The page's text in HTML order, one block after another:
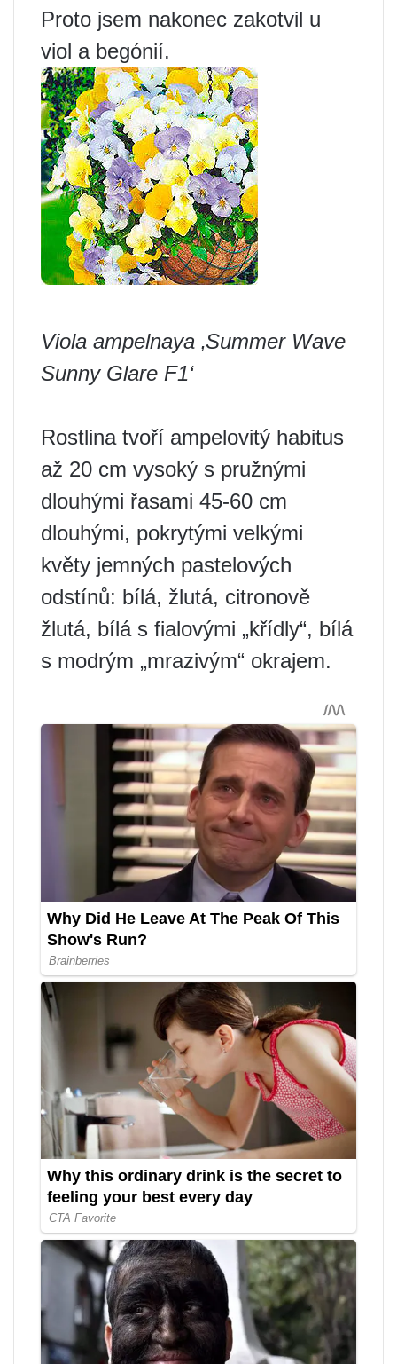
Proto jsem nakonec zakotvil u
viol a begónií.
Viola ampelnaya ‚Summer Wave
Sunny Glare F1‘
Rostlina tvoří ampelovitý habitus
až 20 cm vysoký s pružnými
dlouhými řasami 45-60 cm
dlouhými, pokrytými velkými
květy jemných pastelových
odstínů: bílá, žlutá, citronově
žlutá, bílá s fialovými „křídly“, bílá
s modrým „mrazivým“ okrajem.